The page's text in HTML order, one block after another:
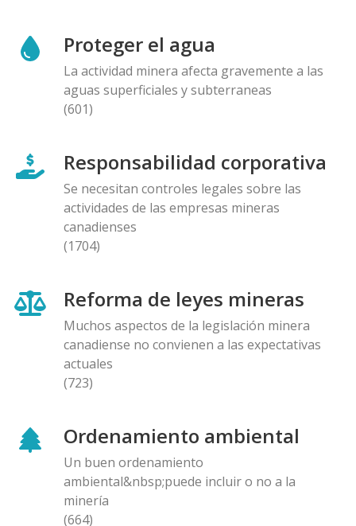
Proteger el agua
La actividad minera afecta gravemente a las
aguas superficiales y subterraneas
(601)
Responsabilidad corporativa
Se necesitan controles legales sobre las
actividades de las empresas mineras
canadienses
(1704)
Reforma de leyes mineras
Muchos aspectos de la legislación minera
canadiense no convienen a las expectativas
actuales
(723)
Ordenamiento ambiental
Un buen ordenamiento
ambiental&nbsp;puede incluir o no a la
minería
(664)